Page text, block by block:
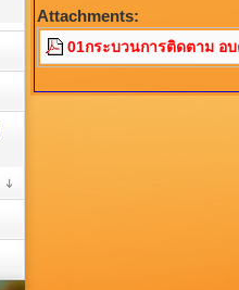
Attachments:
01กระบวนการติดตาม อ